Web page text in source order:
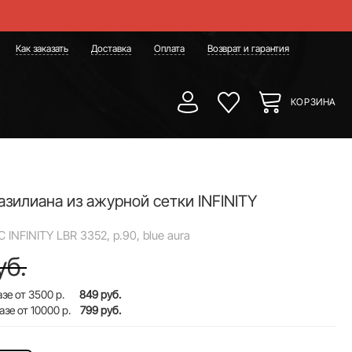
Как заказать Доставка Оплата Возврат и гарантия
КОРЗИНА
из ажурной сетки INFINITY
INFINITY LBR 3352, р.90, blue aura
от 3500 р. 849 руб.
от 10000 р. 799 руб.